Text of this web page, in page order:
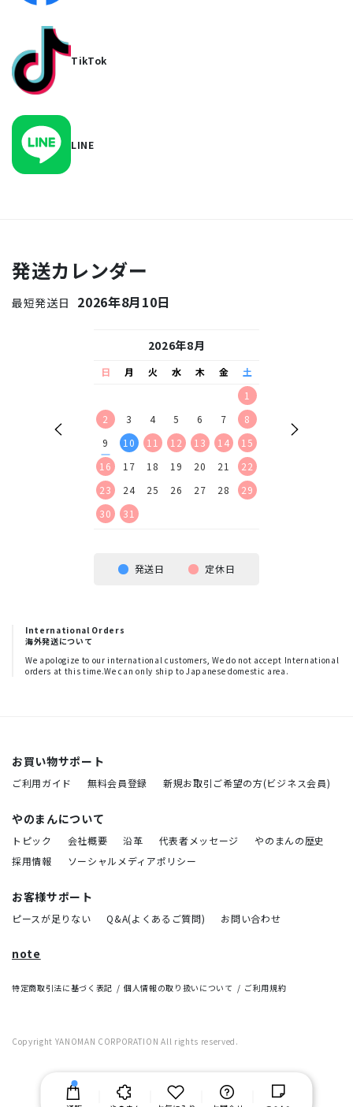
TikTok
LINE
発送カレンダー
2026年8月
日 月 火 水 木 金
土
1
2
3 4 5 6 7
8
9
10 11 12 13 14
15
16
17 18 19 20 21
22
23
24 25 26 27 28
29
30
31
最短発送日 2026年8月10日
発送日 定休日
International Orders
海外発送について
We apologize to our international customers, We do not accept International
orders at this time.We can only ship to Japanese domestic area.
お買い物サポート
ご利用ガイド 無料会員登録 新規お取引ご希望の方(ビジネス会員)
やのまんについて
トピック 会社概要 沿革 代表者メッセージ
やのまんの歴史
採用情報
ソーシャルメディアポリシー
お客様サポート
ピースが足りない Q&A(よくあるご質問) お問い合わせ
note
特定商取引法に基づく表記 個人情報の取り扱いについて ご利用規約
Copyright YANOMAN CORPORATION All rights reserved.